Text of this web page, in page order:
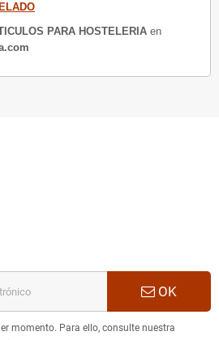
PARA HOSTELERIA en
OK
momento. Para ello, consulte nuestra